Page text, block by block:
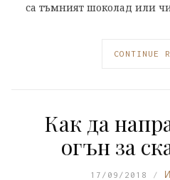
са тъмният шоколад или
CONTINUE
Как да
огън за
17/09/2018